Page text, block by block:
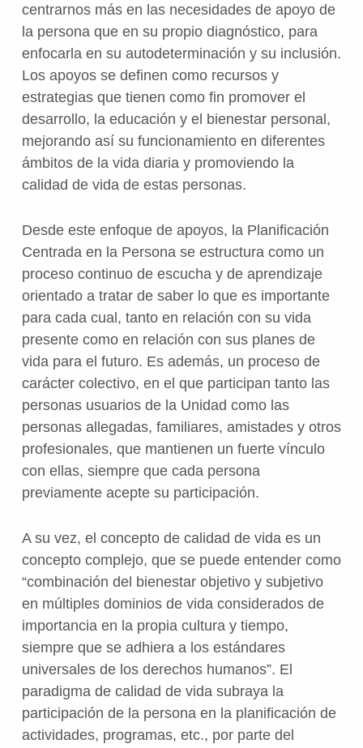
centrarnos más en las necesidades de apoyo de
la persona que en su propio diagnóstico, para
enfocarla en su autodeterminación y su inclusión.
Los apoyos se definen como recursos y
estrategias que tienen como fin promover el
desarrollo, la educación y el bienestar personal,
mejorando así su funcionamiento en diferentes
ámbitos de la vida diaria y promoviendo la
calidad de vida de estas personas.
Desde este enfoque de apoyos, la Planificación
Centrada en la Persona se estructura como un
proceso continuo de escucha y de aprendizaje
orientado a tratar de saber lo que es importante
para cada cual, tanto en relación con su vida
presente como en relación con sus planes de
vida para el futuro. Es además, un proceso de
carácter colectivo, en el que participan tanto las
personas usuarios de la Unidad como las
personas allegadas, familiares, amistades y otros
profesionales, que mantienen un fuerte vínculo
con ellas, siempre que cada persona
previamente acepte su participación.
A su vez, el concepto de calidad de vida es un
concepto complejo, que se puede entender como
“combinación del bienestar objetivo y subjetivo
en múltiples dominios de vida considerados de
importancia en la propia cultura y tiempo,
siempre que se adhiera a los estándares
universales de los derechos humanos”. El
paradigma de calidad de vida subraya la
participación de la persona en la planificación de
actividades, programas, etc., por parte del